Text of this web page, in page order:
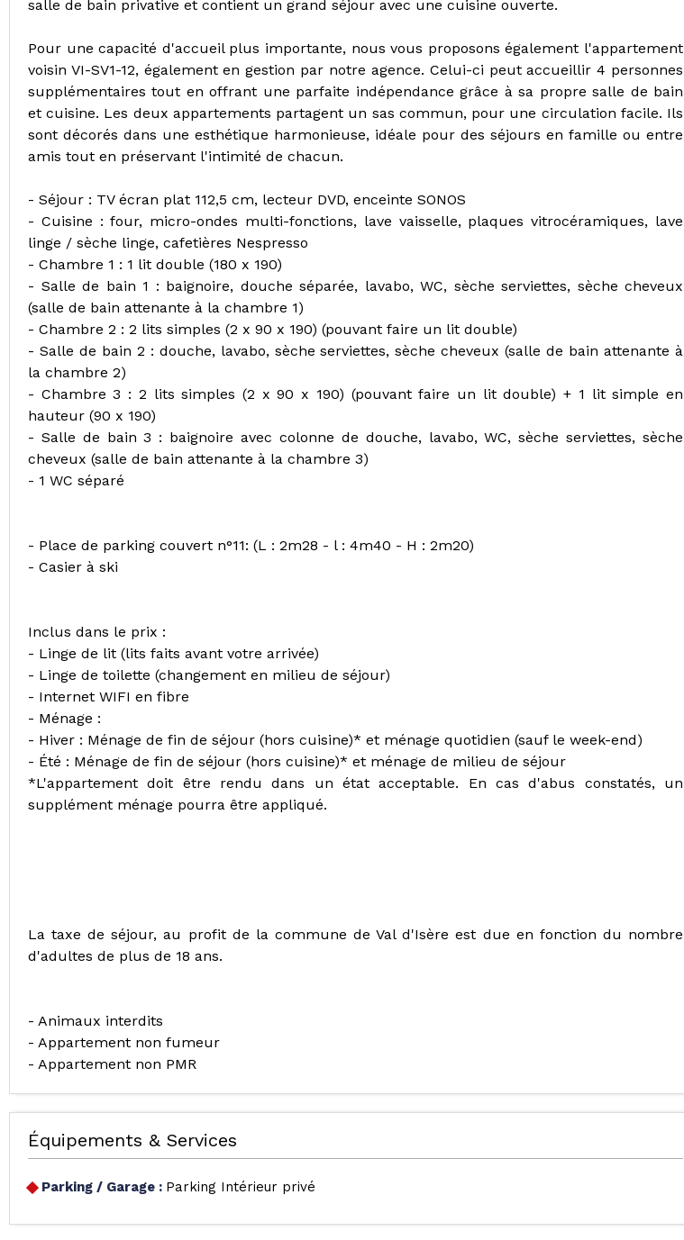
salle de bain privative et contient un grand séjour avec une cuisine ouverte.
Pour une capacité d'accueil plus importante, nous vous proposons également l'appartement
voisin VI-SV1-12, également en gestion par notre agence. Celui-ci peut accueillir 4 personnes
supplémentaires tout en offrant une parfaite indépendance grâce à sa propre salle de bain
et cuisine. Les deux appartements partagent un sas commun, pour une circulation facile. Ils
sont décorés dans une esthétique harmonieuse, idéale pour des séjours en famille ou entre
amis tout en préservant l'intimité de chacun.
- Séjour : TV écran plat 112,5 cm, lecteur DVD, enceinte SONOS
- Cuisine : four, micro-ondes multi-fonctions, lave vaisselle, plaques vitrocéramiques, lave
linge / sèche linge, cafetières Nespresso
- Chambre 1 : 1 lit double (180 x 190)
- Salle de bain 1 : baignoire, douche séparée, lavabo, WC, sèche serviettes, sèche cheveux
(salle de bain attenante à la chambre 1)
- Chambre 2 : 2 lits simples (2 x 90 x 190) (pouvant faire un lit double)
- Salle de bain 2 : douche, lavabo, sèche serviettes, sèche cheveux (salle de bain attenante à
la chambre 2)
- Chambre 3 : 2 lits simples (2 x 90 x 190) (pouvant faire un lit double) + 1 lit simple en
hauteur (90 x 190)
- Salle de bain 3 : baignoire avec colonne de douche, lavabo, WC, sèche serviettes, sèche
cheveux (salle de bain attenante à la chambre 3)
- 1 WC séparé
- Place de parking couvert n°11: (L : 2m28 - l : 4m40 - H : 2m20)
- Casier à ski
Inclus dans le prix :
- Linge de lit (lits faits avant votre arrivée)
- Linge de toilette (changement en milieu de séjour)
- Internet WIFI en fibre
- Ménage :
- Hiver : Ménage de fin de séjour (hors cuisine)* et ménage quotidien (sauf le week-end)
- Été : Ménage de fin de séjour (hors cuisine)* et ménage de milieu de séjour
*L'appartement doit être rendu dans un état acceptable. En cas d'abus constatés, un
supplément ménage pourra être appliqué.
La taxe de séjour, au profit de la commune de Val d'Isère est due en fonction du nombre
d'adultes de plus de 18 ans.
- Animaux interdits
- Appartement non fumeur
- Appartement non PMR
Équipements & Services
Parking / Garage : Parking Intérieur privé